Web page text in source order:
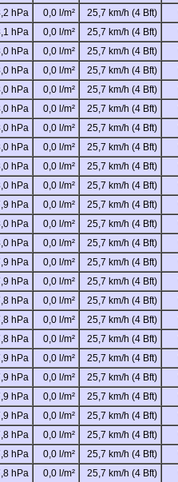
hPa 0,0 l/m² 25,7 km/h (4 Bft)
hPa 0,0 l/m² 25,7 km/h (4 Bft)
hPa 0,0 l/m² 25,7 km/h (4 Bft)
hPa 0,0 l/m² 25,7 km/h (4 Bft)
hPa 0,0 l/m² 25,7 km/h (4 Bft)
hPa 0,0 l/m² 25,7 km/h (4 Bft)
hPa 0,0 l/m² 25,7 km/h (4 Bft)
hPa 0,0 l/m² 25,7 km/h (4 Bft)
hPa 0,0 l/m² 25,7 km/h (4 Bft)
hPa 0,0 l/m² 25,7 km/h (4 Bft)
hPa 0,0 l/m² 25,7 km/h (4 Bft)
hPa 0,0 l/m² 25,7 km/h (4 Bft)
hPa 0,0 l/m² 25,7 km/h (4 Bft)
hPa 0,0 l/m² 25,7 km/h (4 Bft)
hPa 0,0 l/m² 25,7 km/h (4 Bft)
hPa 0,0 l/m² 25,7 km/h (4 Bft)
hPa 0,0 l/m² 25,7 km/h (4 Bft)
hPa 0,0 l/m² 25,7 km/h (4 Bft)
hPa 0,0 l/m² 25,7 km/h (4 Bft)
hPa 0,0 l/m² 25,7 km/h (4 Bft)
hPa 0,0 l/m² 25,7 km/h (4 Bft)
hPa 0,0 l/m² 25,7 km/h (4 Bft)
hPa 0,0 l/m² 25,7 km/h (4 Bft)
hPa 0,0 l/m² 25,7 km/h (4 Bft)
hPa 0,0 l/m² 25,7 km/h (4 Bft)